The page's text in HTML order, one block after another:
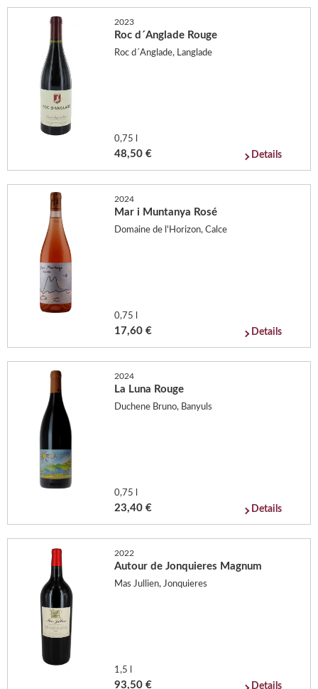
2023
Roc d´Anglade Rouge
Roc d´Anglade, Langlade
0,75 l
48,50 € Details
2024
Mar i Muntanya Rosé
Domaine de l'Horizon, Calce
0,75 l
17,60 € Details
2024
La Luna Rouge
Duchene Bruno, Banyuls
0,75 l
23,40 € Details
2022
Autour de Jonquieres Magnum
Mas Jullien, Jonquieres
1,5 l
93,50 € Details